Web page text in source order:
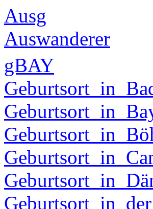
Ausg
Auswanderer
gBAY